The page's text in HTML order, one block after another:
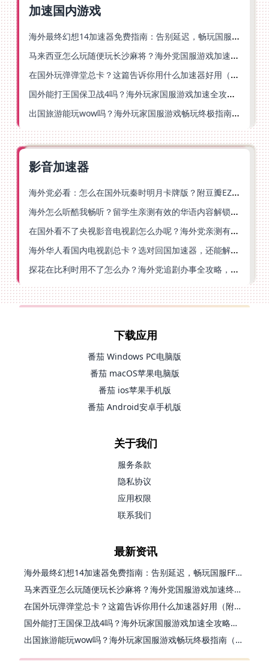
加速国内游戏
海外最终幻想14加速器免费指南：告别延迟，畅玩国服FF14的正确打开方式
马来西亚怎么玩随便玩长沙麻将？海外党国服游戏加速终极指南（含跑跑无尽冬日解决方案）
在国外玩弹弹堂总卡？这篇告诉你用什么加速器好用（附印尼玩模拟农场流放之路秘籍）
国外能打王国保卫战4吗？海外玩家国服游戏加速全攻略（附实测推荐）
出国旅游能玩wow吗？海外玩家国服游戏畅玩终极指南（附FF14激战2解决方案）
影音加速器
海外党必看：怎么在国外玩秦时明月卡牌版？附豆瓣EZCast地区限制破解法
海外怎么听酷我畅听？留学生亲测有效的华语内容解锁指南
在国外看不了央视影音电视剧怎么办呢？海外党亲测有效的回国加速方案
海外华人看国内电视剧总卡？选对回国加速器，还能解决菲律宾打不开反诈中心的问题
探花在比利时用不了怎么办？海外党追剧办事全攻略，选对加速器就够了
下载应用
番茄 Windows PC电脑版
番茄 macOS苹果电脑版
番茄 ios苹果手机版
番茄 Android安卓手机版
关于我们
服务条款
隐私协议
应用权限
联系我们
最新资讯
海外最终幻想14加速器免费指南：告别延迟，畅玩国服FF14的正确打开方式
马来西亚怎么玩随便玩长沙麻将？海外党国服游戏加速终极指南（含跑跑无尽冬日解决方案）
在国外玩弹弹堂总卡？这篇告诉你用什么加速器好用（附印尼玩模拟农场流放之路秘籍）
国外能打王国保卫战4吗？海外玩家国服游戏加速全攻略（附实测推荐）
出国旅游能玩wow吗？海外玩家国服游戏畅玩终极指南（附FF14激战2解决方案）